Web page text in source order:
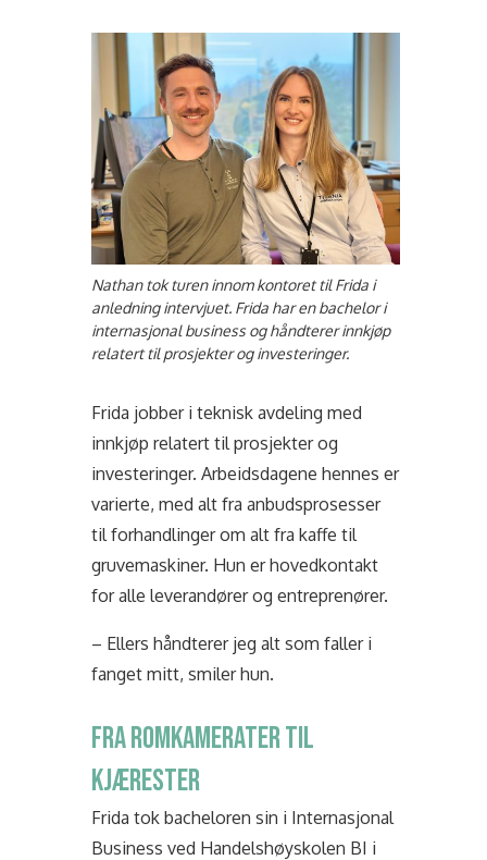
Nathan tok turen innom kontoret til Frida i
anledning intervjuet. Frida har en bachelor i
internasjonal business og håndterer innkjøp
relatert til prosjekter og investeringer.
Frida jobber i teknisk avdeling med
innkjøp relatert til prosjekter og
investeringer. Arbeidsdagene hennes er
varierte, med alt fra anbudsprosesser
til forhandlinger om alt fra kaffe til
gruvemaskiner. Hun erhovedkontakt
for alle leverandører og entreprenører.
– Ellers håndterer jeg alt som faller i
fanget mitt, smiler hun.
FRA ROMKAMERATER TIL
KJÆRESTER
Frida tok bacheloren sin i Internasjonal
Business ved Handelshøyskolen BI i